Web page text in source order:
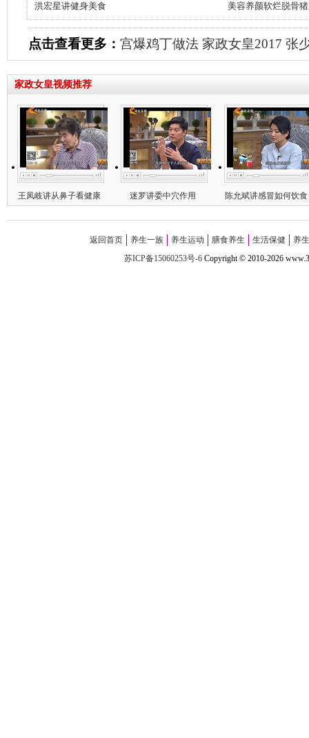
洪宏星讲健身美食
美容养颜软烂脱骨
点击查看更多： 宫爆鸡丁做法 家政女皇2017 张
家政女皇视频推荐
王凤岐讲从鼻子看健康 迷罗讲委中穴作用 陈允斌讲感冒如何饮食
返回首页 养生一族 养生运动 膳食养生 生活保健
养
苏ICP备15060253号-6Copyright©2010-2026